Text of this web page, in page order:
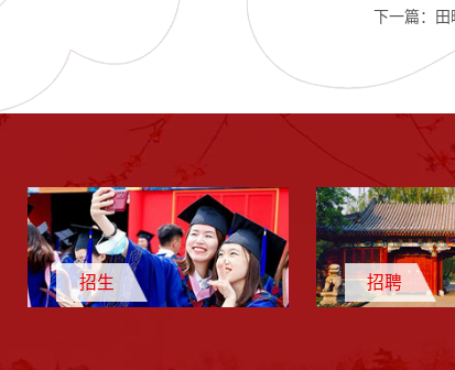
下一篇：
招生 招聘